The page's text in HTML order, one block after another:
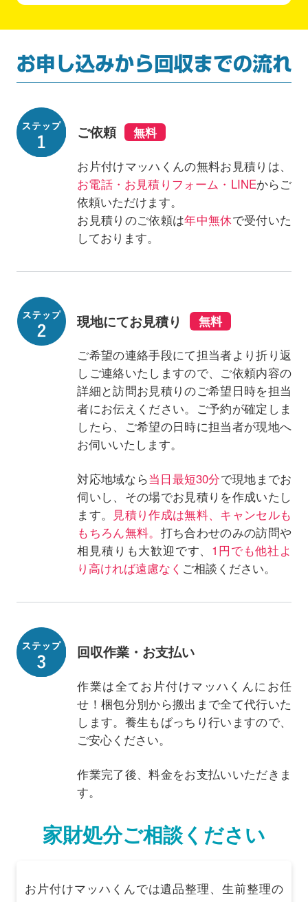
ご依頼
お片付けマッハくんの無料お見積りは、
お電話・お見積りフォーム・LINEからご
依頼いただけます。
お見積りのご依頼は年中無休で受付いた
しております。
現地にてお見積り
ご希望の連絡手段にて担当者より折り返
しご連絡いたしますので、ご依頼内容の
詳細と訪問お見積りのご希望日時を担当
者にお伝えください。ご予約が確定しま
したら、ご希望の日時に担当者が現地へ
お伺いいたします。
対応地域なら当日最短30分で現地までお
伺いし、その場でお見積りを作成いたし
ます。 見積り作成は無料、キャンセルも
もちろん無料。 打ち合わせのみの訪問や
相見積りも大歓迎です、 1円でも他社よ
り高ければ遠慮なく ご相談ください。
回収作業・お支払い
作業は全てお片付けマッハくんにお任
せ！梱包分別から搬出まで全て代行いた
します。養生もばっちり行いますので、
ご安心ください。
作業完了後、料金をお支払いいただきま
す。
家財処分ご相談ください
お片付けマッハくんでは遺品整理、生前整理の